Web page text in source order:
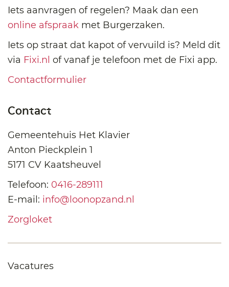
Iets aanvragen of regelen? Maak dan een
online afspraak met Burgerzaken.
Iets op straat dat kapot of vervuild is? Meld dit
via Fixi.nl of vanaf je telefoon met de Fixi app.
Contactformulier
Contact
Gemeentehuis Het Klavier
Anton Pieckplein 1
5171 CV Kaatsheuvel
Telefoon: 0416-289111
E-mail: info@loonopzand.nl
Zorgloket
Vacatures